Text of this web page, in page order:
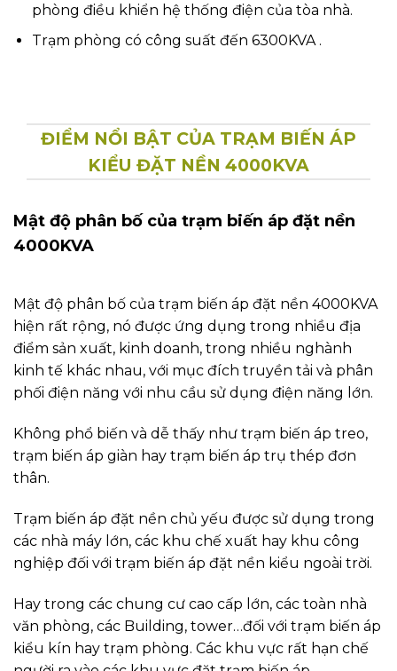
phòng điều khiển hệ thống điện của tòa nhà.
Trạm phòng có công suất đến 6300KVA .
ĐIỂM NỔI BẬT CỦA TRẠM BIẾN ÁP
KIỂU ĐẶT NỀN 4000KVA
Mật độ phân bố của trạm biến áp đặt nền
4000KVA
Mật độ phân bố của trạm biến áp đặt nền 4000KVA
hiện rất rộng, nó được ứng dụng trong nhiều địa
điểm sản xuất, kinh doanh, trong nhiều nghành
kinh tế khác nhau, với mục đích truyền tải và phân
phối điện năng với nhu cầu sử dụng điện năng lớn.
Không phổ biến và dễ thấy như trạm biến áp treo,
trạm biến áp giàn hay trạm biến áp trụ thép đơn
thân.
Trạm biến áp đặt nền chủ yếu được sử dụng trong
các nhà máy lớn, các khu chế xuất hay khu công
nghiệp đối với trạm biến áp đặt nền kiểu ngoài trời.
Hay trong các chung cư cao cấp lớn, các toàn nhà
văn phòng, các Building, tower…đối với trạm biến áp
kiểu kín hay trạm phòng. Các khu vực rất hạn chế